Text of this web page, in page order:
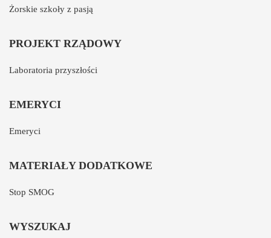
Żorskie szkoły z pasją
PROJEKT RZĄDOWY
Laboratoria przyszłości
EMERYCI
Emeryci
MATERIAŁY DODATKOWE
Stop SMOG
WYSZUKAJ